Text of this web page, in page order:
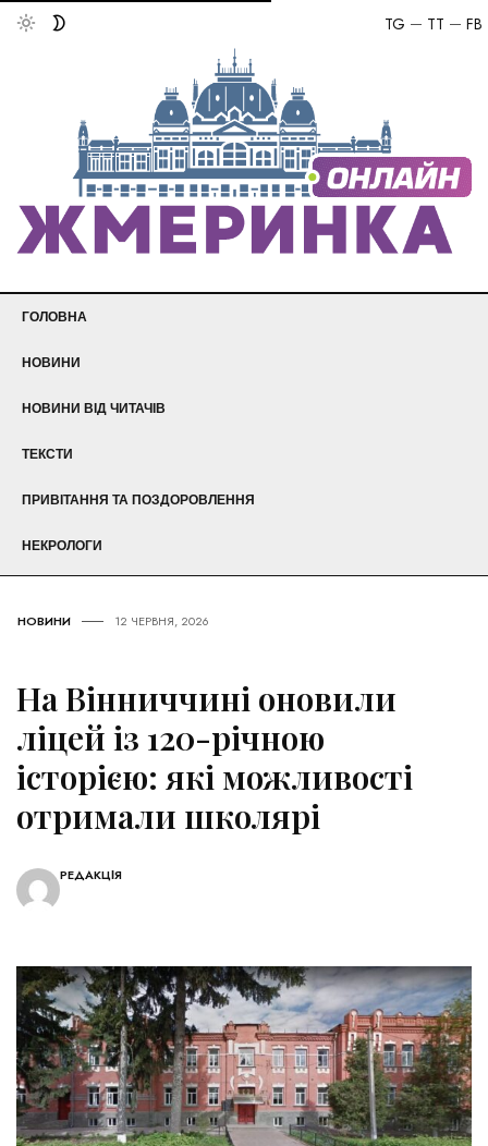
FB
TT
TG
ГОЛОВНА
НОВИНИ
НОВИНИ ВІД ЧИТАЧІВ
ТЕКСТИ
ПРИВІТАННЯ ТА ПОЗДОРОВЛЕННЯ
НЕКРОЛОГИ
НОВИНИ 12 ЧЕРВНЯ, 2026
На Вінниччині оновили
ліцей із 120-річною
історією: які можливості
отримали школярі
РЕДАКЦІЯ